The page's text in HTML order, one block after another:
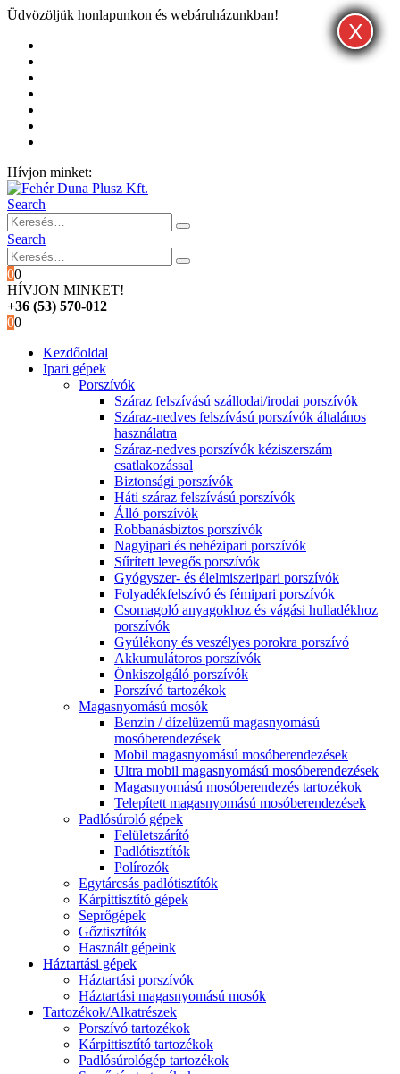
Üdvözöljük honlapunkon és webáruházunkban!
Hívjon minket:
Search
Search
00
HÍVJON MINKET!
+36 (53) 570-012
00
Kezdőoldal
Ipari gépek
Porszívók
Száraz felszívású szállodai/irodai porszívók
Száraz-nedves felszívású porszívók általános
használatra
Száraz-nedves porszívók kéziszerszám
csatlakozással
Biztonsági porszívók
Háti száraz felszívású porszívók
Álló porszívók
Robbanásbiztos porszívók
Nagyipari és nehézipari porszívók
Sűrített levegős porszívók
Gyógyszer- és élelmiszeripari porszívók
Folyadékfelszívó és fémipari porszívók
Csomagoló anyagokhoz és vágási hulladékhoz
porszívók
Gyúlékony és veszélyes porokra porszívó
Akkumulátoros porszívók
Önkiszolgáló porszívók
Porszívó tartozékok
Magasnyomású mosók
Benzin / dízelüzemű magasnyomású
mosóberendezések
Mobil magasnyomású mosóberendezések
Ultra mobil magasnyomású mosóberendezések
Magasnyomású mosóberendezés tartozékok
Telepített magasnyomású mosóberendezések
Padlósúroló gépek
Felületszárító
Padlótisztítók
Polírozók
Egytárcsás padlótisztítók
Kárpittisztító gépek
Seprőgépek
Gőztisztítók
Használt gépeink
Háztartási gépek
Háztartási porszívók
Háztartási magasnyomású mosók
Tartozékok/Alkatrészek
Porszívó tartozékok
Kárpittisztító tartozékok
Padlósúrológép tartozékok
X
X
X